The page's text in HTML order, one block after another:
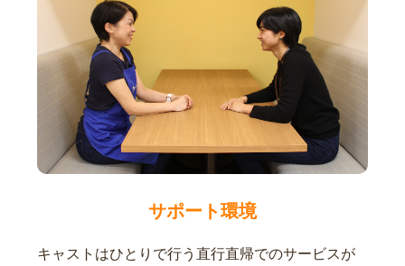
サポート環境
キャストはひとりで行う直行直帰でのサービスが